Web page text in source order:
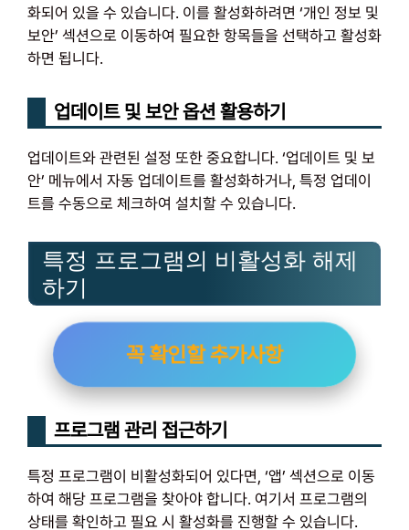
화되어 있을 수 있습니다. 이를 활성화하려면 ‘개인 정보 및
보안’ 섹션으로 이동하여 필요한 항목들을 선택하고 활성화
하면 됩니다.
업데이트 및 보안 옵션 활용하기
업데이트와 관련된 설정 또한 중요합니다. ‘업데이트 및 보
안’ 메뉴에서 자동 업데이트를 활성화하거나, 특정 업데이
트를 수동으로 체크하여 설치할 수 있습니다.
특정 프로그램의 비활성화 해제
하기
꼭 확인할 추가사항
프로그램 관리 접근하기
특정 프로그램이 비활성화되어 있다면, ‘앱’ 섹션으로 이동
하여 해당 프로그램을 찾아야 합니다. 여기서 프로그램의
상태를 확인하고 필요 시 활성화를 진행할 수 있습니다.